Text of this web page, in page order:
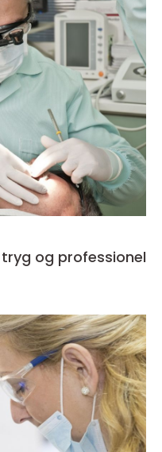
og professionel